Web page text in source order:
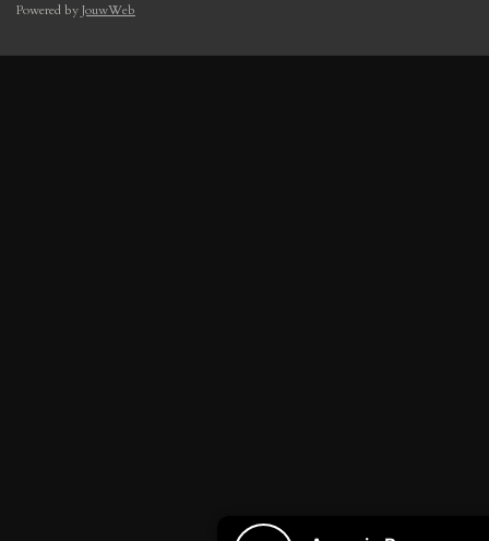
Powered byJouwWeb